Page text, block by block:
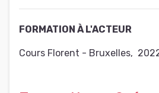
FORMATION À L'ACTEUR
Cours Florent - Bruxelles,